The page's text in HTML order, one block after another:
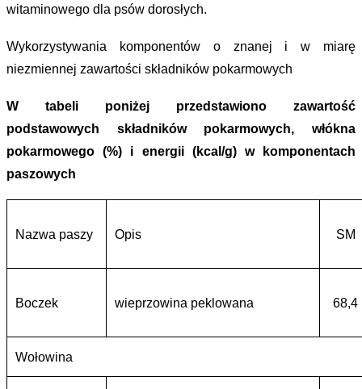
witaminowego dla psów dorosłych.
Wykorzystywania komponentów o znanej i w miarę
niezmiennej zawartości składników pokarmowych
W tabeli poniżej przedstawiono zawartość
podstawowych składników pokarmowych, włókna
pokarmowego (%) i energii (kcal/g) w komponentach
paszowych
Nazwa paszy Opis SM
Boczek wieprzowina peklowana 68,4
Wołowina